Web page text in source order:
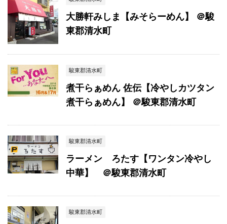
大勝軒みしま【みそらーめん】 ＠駿
東郡清水町
駿東郡清水町
煮干らぁめん 佐伝【冷やしカツタン
煮干らぁめん】 ＠駿東郡清水町
駿東郡清水町
ラーメン ろたす【ワンタン冷やし
中華】 ＠駿東郡清水町
駿東郡清水町